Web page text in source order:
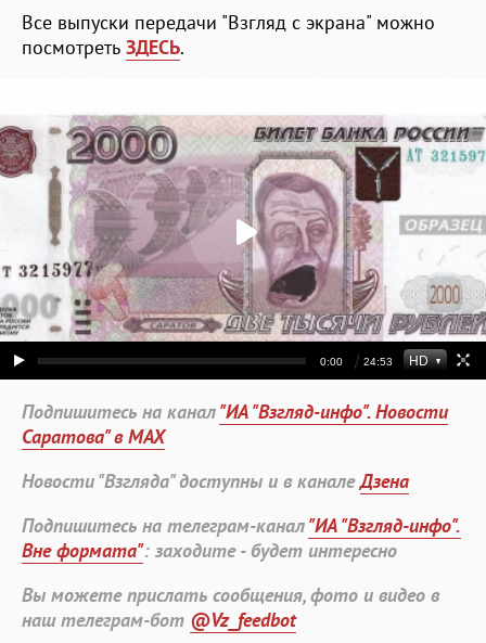
Все выпуски передачи "Взгляд с экрана" можно
посмотреть ЗДЕСЬ.
Подпишитесь на канал"ИА "Взгляд-инфо". Новости
Саратова" в MAX
Новости "Взгляда" доступны и в каналеДзена
Подпишитесь на телеграм-канал"ИА "Взгляд-инфо".
Вне формата": заходите - будет интересно
Вы можете прислать сообщения, фото и видео в
наш телеграм-бот @Vz_feedbot